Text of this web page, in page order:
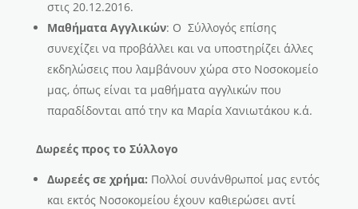
στις 20.12.2016.
Μαθήματα Αγγλικών: Ο Σύλλογός επίσης
συνεχίζει να προβάλλει και να υποστηρίζει άλλες
εκδηλώσεις που λαμβάνουν χώρα στο Νοσοκομείο
μας, όπως είναι τα μαθήματα αγγλικών που
παραδίδονται από την κα Μαρία Χανιωτάκου κ.ά.
Δωρεές προς το Σύλλογο
Δωρεές σε χρήμα: Πολλοί συνάνθρωποί μας εντός
και εκτός Νοσοκομείου έχουν καθιερώσει αντί